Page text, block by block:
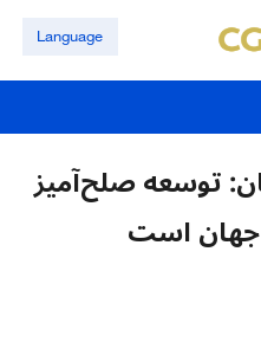
Language
توسعه صلح‌آمیز
جهان است